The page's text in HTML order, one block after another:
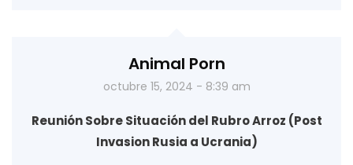
Animal Porn
octubre 15, 2024 - 8:39 am
Reunión Sobre Situación del Rubro Arroz (Post
Invasion Rusia a Ucrania)